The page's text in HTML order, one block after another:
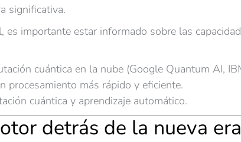
significativa.
es importante estar informado sobre las
cuántica en la nube (Google Quantum AI,
procesamiento más rápido y eficiente.
cuántica y aprendizaje automático.
detrás de la nueva